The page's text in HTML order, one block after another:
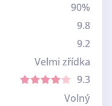
90%
9.8
9.2
Velmi zřídka
9.3
Volný